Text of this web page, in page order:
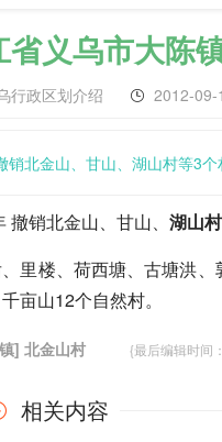
省义乌市大陈
行政区划介绍 2012-09-
销北金山、甘山、湖山村等3
撤销北金山、甘山、 湖山村
里楼、荷西塘、古塘洪
亩山12个自然村。
] 北金山村 {最后编辑时间：
相关内容